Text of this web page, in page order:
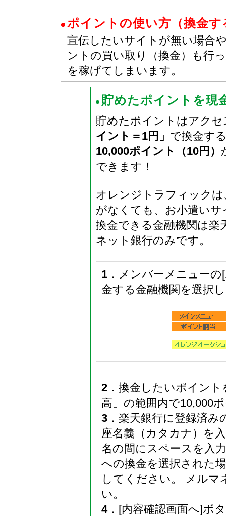
ポイントの使い方（換金す
宣伝したいサイトが無い場合
ントの買い取り（換金）も行
を稼げてしまいます。
貯めたポイントを現
貯めたポイントはアク
イント＝1円」 で換金す
10,000ポイント（10円）
できます！
オレンジトラフィック
がなくても、お小遣い
換金できる金融機関は楽
ネット銀行のみです。
1 ．メンバーメニュー
金する金融機関を選択
2 ．換金したいポイン
高」の範囲内で10,000
3 ．楽天銀行に登録済
座名義（カタカナ）を
名の間にスペースを入
への換金を選択された
してください。 メルマ
い。
4．[内容確認画面へ]ボ